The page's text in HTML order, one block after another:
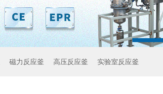
磁力反应釜 高压反应釜 实验室反应釜